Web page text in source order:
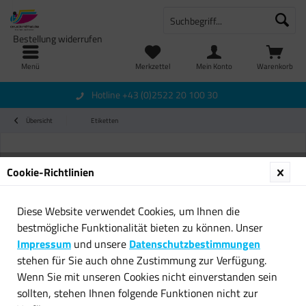
Menü Warenkorb
Merkzettel
Bestellung widerrufen
Mein Konto
Hotline +43 (0)2522 20 100 30
Übersicht Etiketten
Cookie-Richtlinien
Diese Website verwendet Cookies, um Ihnen die
bestmögliche Funktionalität bieten zu können. Unser
Impressum und unsere Datenschutzbestimmungen
stehen für Sie auch ohne Zustimmung zur Verfügung.
Wenn Sie mit unseren Cookies nicht einverstanden sein
sollten, stehen Ihnen folgende Funktionen nicht zur